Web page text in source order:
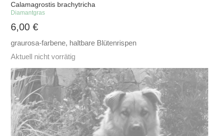
Calamagrostis brachytricha
Diamantgras
6,00€
graurosa-farbene, haltbare Blütenrispen
Aktuell nicht vorrätig